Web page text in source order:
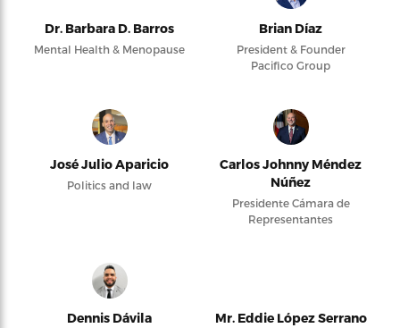
Dr. Barbara D. Barros
Mental Health & Menopause
Brian Díaz
President & Founder
Pacifico Group
José Julio Aparicio
Politics and law
Carlos Johnny Méndez
Núñez
Presidente Cámara de
Representantes
Dennis Dávila Mr. Eddie López Serrano